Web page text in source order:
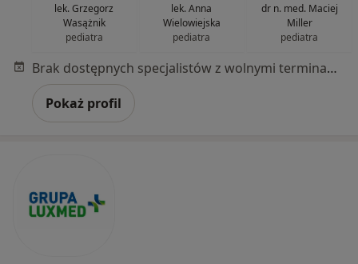
lek. Grzegorz
Wasążnik
pediatra
lek. Anna
Wielowiejska
pediatra
dr n. med. Maciej
Miller
pediatra
Brak dostępnych specjalistów z wolnymi terminami w tym centrum medycznym.
Pokaż profil